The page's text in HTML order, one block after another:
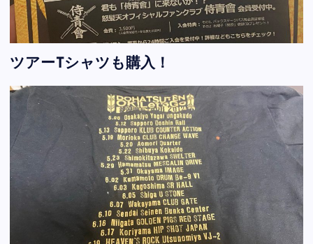
ツアーTシャツも購入！